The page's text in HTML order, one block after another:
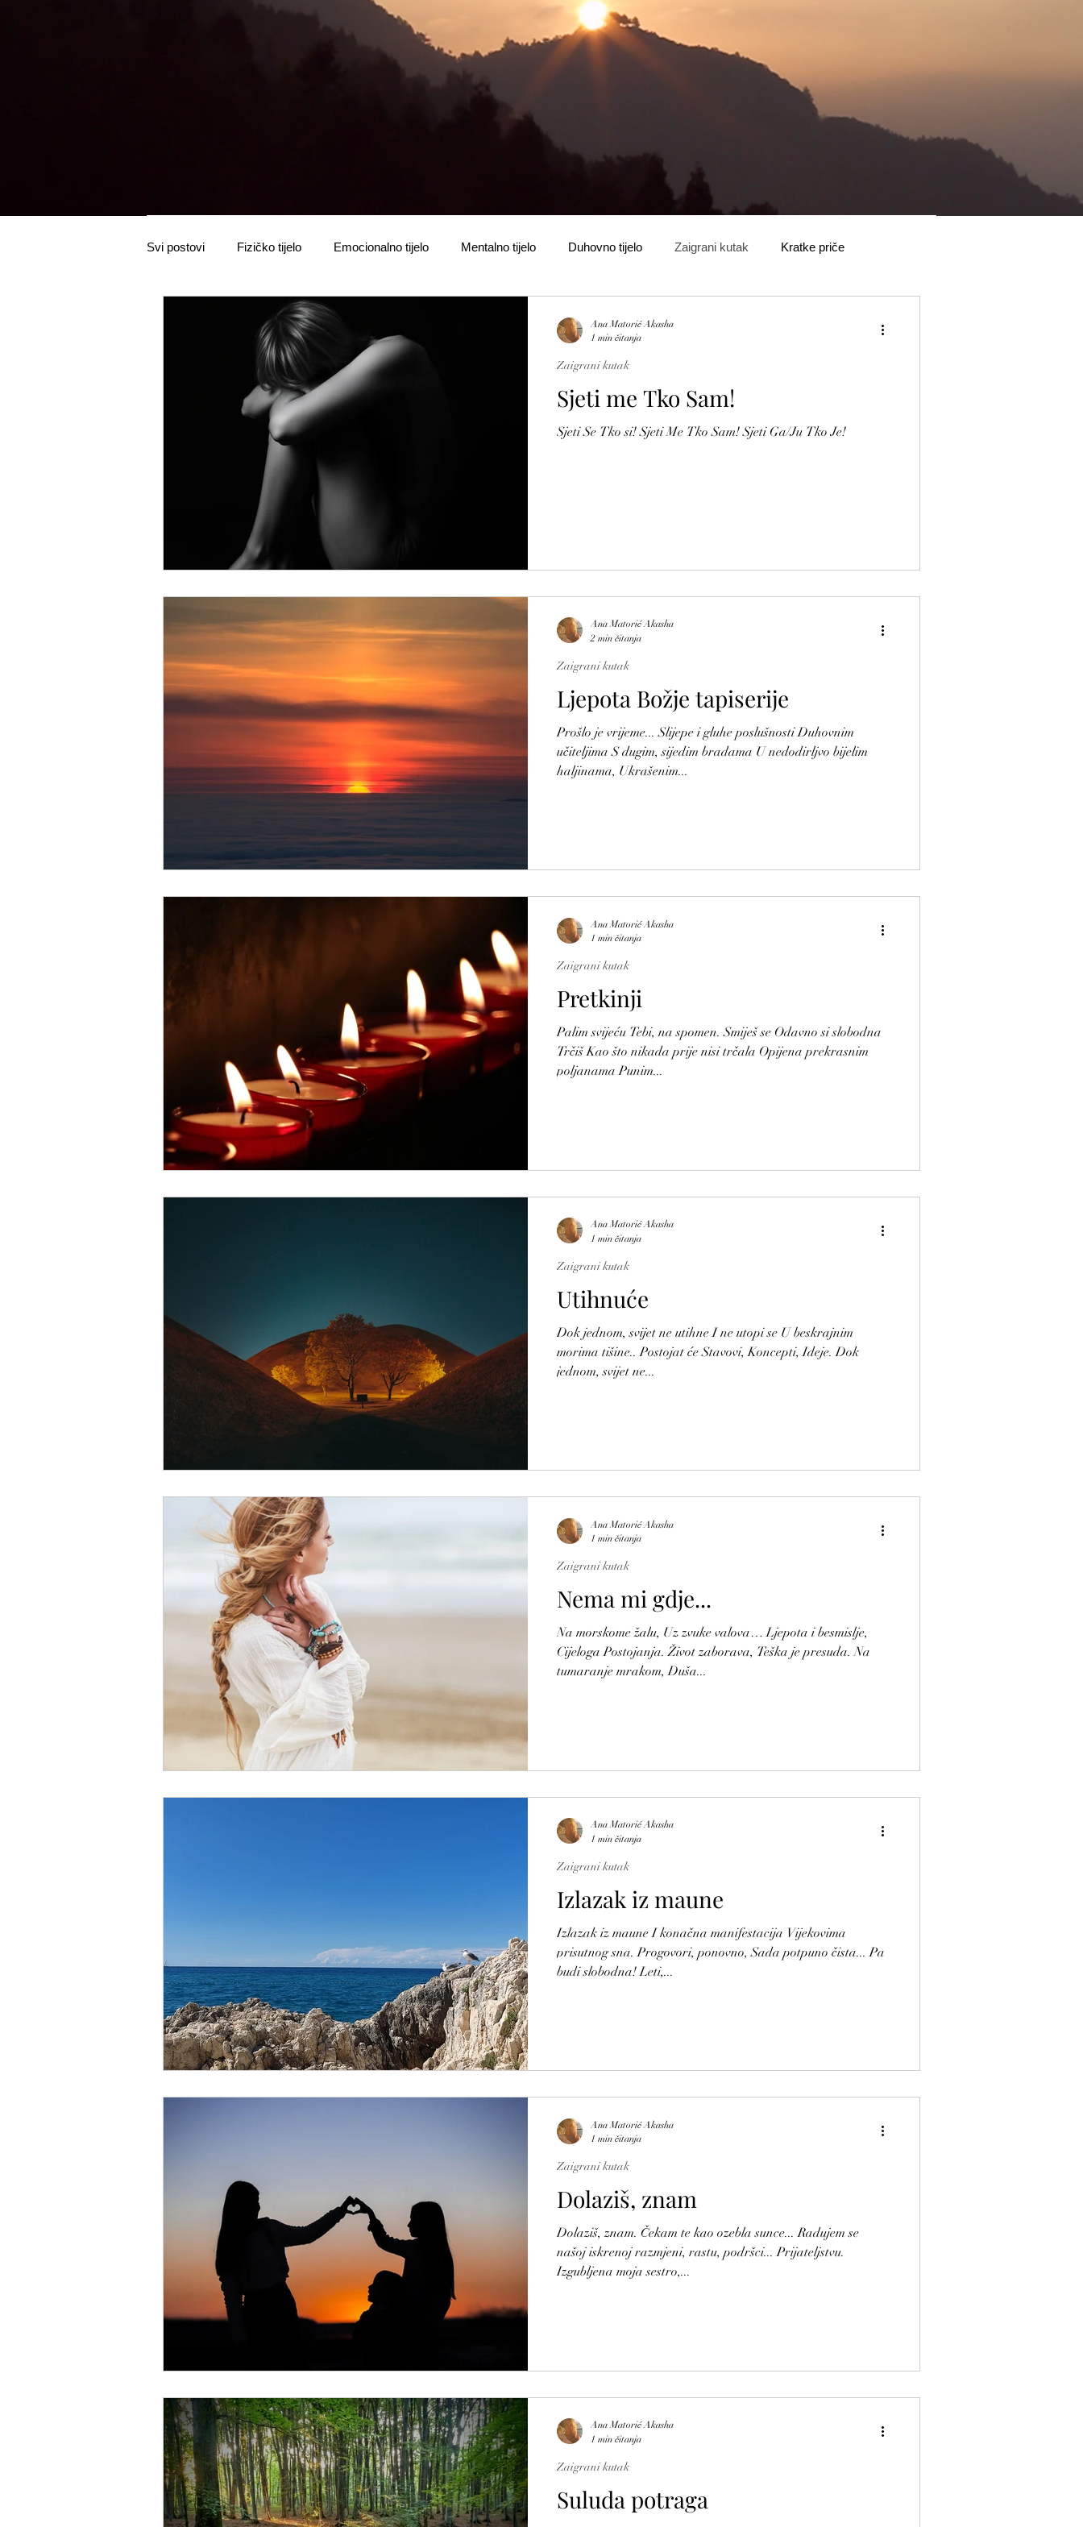
Svi postovi Fizičko tijelo Emocionalno tijelo Mentalno tijelo Duhovno tijelo Zaigrani kutak Kratke priče
Sjeti me Tko Sam!
Sjeti Se Tko si! Sjeti Me Tko Sam! Sjeti Ga/Ju Tko Je!
Zaigrani kutak
Ana Matorić Akasha
1 min čitanja
Ljepota Božje tapiserije
Prošlo je vrijeme... Slijepe i gluhe poslušnosti Duhovnim
učiteljima S dugim, sijedim bradama U nedodirljvo bijelim
haljinama, Ukrašenim...
Zaigrani kutak
Ana Matorić Akasha
2 min čitanja
Pretkinji
Palim svijeću Tebi, na spomen. Smiješ se Odavno si slobodna
Trčiš Kao što nikada prije nisi trčala Opijena prekrasnim
poljanama Punim...
Zaigrani kutak
Ana Matorić Akasha
1 min čitanja
Utihnuće
Dok jednom, svijet ne utihne I ne utopi se U beskrajnim
morima tišine.. Postojat će Stavovi, Koncepti, Ideje. Dok
jednom, svijet ne...
Zaigrani kutak
Ana Matorić Akasha
1 min čitanja
Nema mi gdje...
Na morskome žalu, Uz zvuke valova… Ljepota i besmislje,
Cijeloga Postojanja. Život zaborava, Teška je presuda. Na
tumaranje mrakom, Duša...
Zaigrani kutak
Ana Matorić Akasha
1 min čitanja
Izlazak iz maune
Izlazak iz maune I konačna manifestacija Vijekovima
prisutnog sna. Progovori, ponovno, Sada potpuno čista... Pa
budi slobodna! Leti,...
Zaigrani kutak
Ana Matorić Akasha
1 min čitanja
Dolaziš, znam
Dolaziš, znam. Čekam te kao ozebla sunce... Radujem se
našoj iskrenoj razmjeni, rastu, podršci... Prijateljstvu.
Izgubljena moja sestro,...
Zaigrani kutak
Ana Matorić Akasha
1 min čitanja
Suluda potraga
Zaigrani kutak
Ana Matorić Akasha
1 min čitanja